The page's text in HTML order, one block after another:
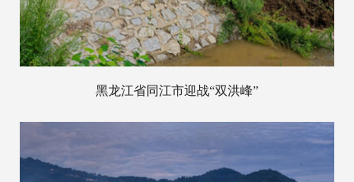
黑龙江省同江市迎战“双洪峰”